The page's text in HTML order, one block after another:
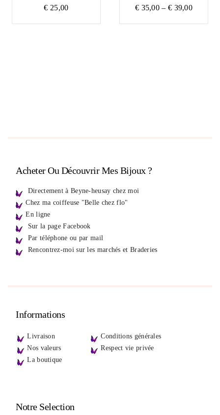
€ 25,00
€ 35,00 – € 39,00Price
Acheter Ou Découvrir Mes Bijoux ?
Directement à Beyne-heusay chez moi
Chez ma coiffeuse "Belle chez flo"
En ligne
Sur la page Facebook
Par téléphone ou par mail
Rencontrez-moi sur les marchés et Braderies
Informations
Livraison
Nos valeurs
La boutique
Conditions générales
Respect vie privée
Notre Selection